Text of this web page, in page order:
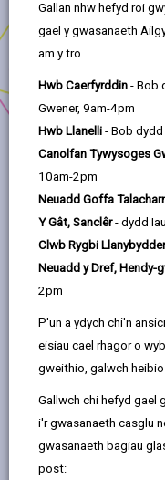
Gallan nhw hefyd roi
gael y gwasanaeth
am y tro.
Hwb Caerfyrddin - Bob
Gwener, 9am-4pm
Hwb Llanelli - Bob
Canolfan Tywysoges
10am-2pm
Neuadd Goffa
Y Gât, Sanclêr- dydd
Clwb Rygbi Llanybydder
Neuadd y Dref, Hendy-
2pm
P'un a ydych chi'n
eisiau cael rhagor o
gweithio, galwch
Gallwch chi hefyd gael
i'r gwasanaeth casglu
gwasanaeth bagiau
post:
Adnewyddu
Ymgeiswyr y
Cyf
Y Rhaglen Angor:
Lleoliad:
Bydd cyllid yn
newydd islaw'r
ganiatáu
Bydd y
bod yn effeithlon
chroesawgar i